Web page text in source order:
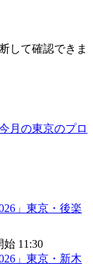
して確認できま
月の東京のプロ
」東京・後楽
始 11:30
」東京・新木